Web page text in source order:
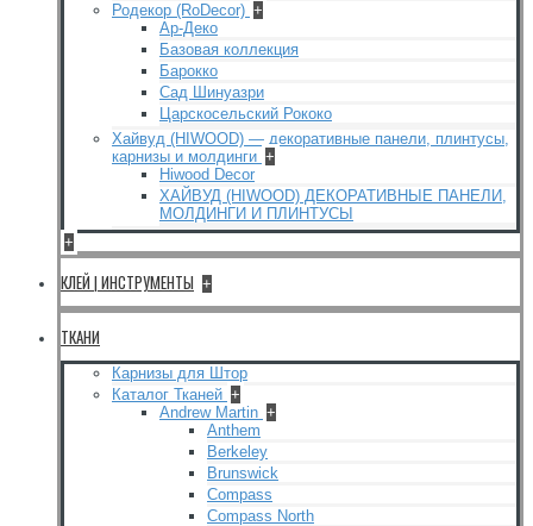
Родекор (RoDecor) +
Ар-Деко
Базовая коллекция
Барокко
Сад Шинуазри
Царскосельский Рококо
Хайвуд (HIWOOD) — декоративные панели, плинтусы,
карнизы и молдинги +
Hiwood Decor
ХАЙВУД (HIWOOD) ДЕКОРАТИВНЫЕ ПАНЕЛИ,
МОЛДИНГИ И ПЛИНТУСЫ
+
КЛЕЙ | ИНСТРУМЕНТЫ +
ТКАНИ
Карнизы для Штор
Каталог Тканей +
Andrew Martin +
Anthem
Berkeley
Brunswick
Compass
Compass North